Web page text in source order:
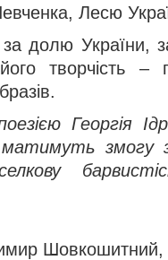
Лесю
долю України,
творчість –
Георгія
змогу